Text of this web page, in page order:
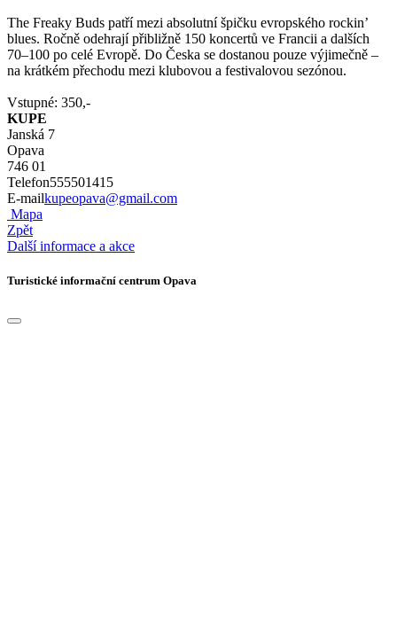
The Freaky Buds patří mezi absolutní špičku evropského rockin’
blues. Ročně odehrají přibližně 150 koncertů ve Francii a dalších
70–100 po celé Evropě. Do Česka se dostanou pouze výjimečně –
na krátkém přechodu mezi klubovou a festivalovou sezónou.
Vstupné: 350,-
KUPE
Janská 7
Opava
746 01
Telefon555501415
E-mailkupeopava@gmail.com
Mapa
Zpět
Další informace a akce
Turistické informační centrum Opava